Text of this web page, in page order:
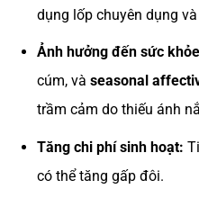
dụng lốp chuyên dụng
Ảnh hưởng đến sức
cúm, và seasonal
trầm cảm do thiếu ánh
Tăng chi phí sinh hoạt:
có thể tăng gấp đôi.